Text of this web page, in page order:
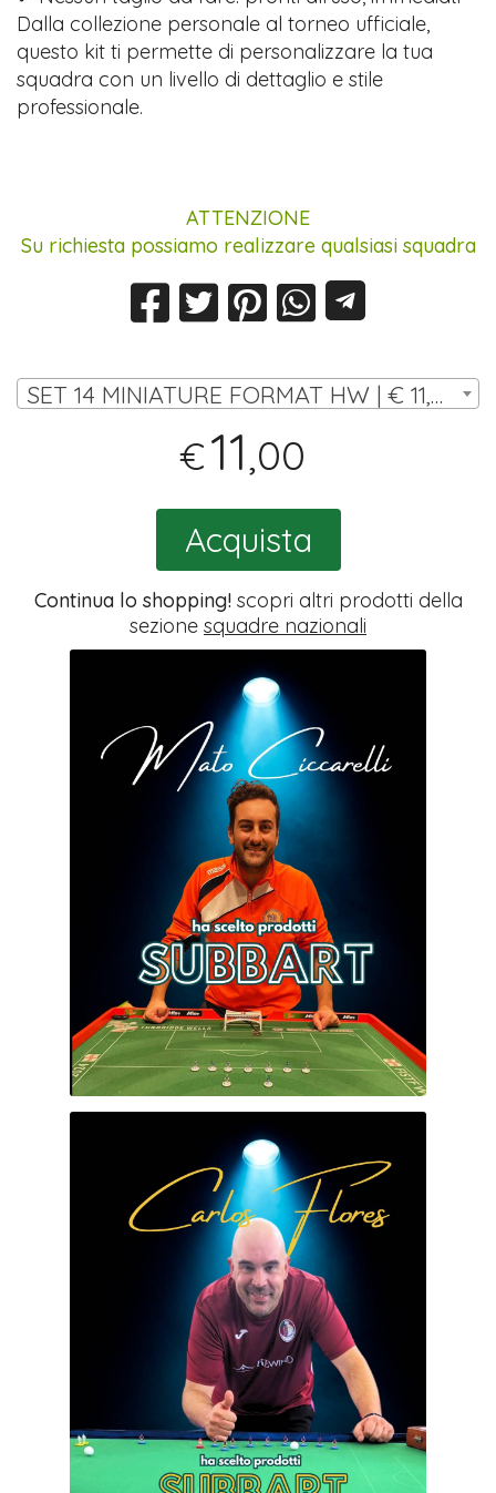
Dalla collezione personale al torneo ufficiale,
questo kit ti permette di personalizzare la tua
squadra con un livello di dettaglio e stile
professionale.
ATTENZIONE
Su richiesta possiamo realizzare qualsiasi squadra
SET 14 MINIATURE FORMAT HW | € 11,00
€11,00
Acquista
Continua lo shopping!scopri altri prodotti della
sezione squadre nazionali